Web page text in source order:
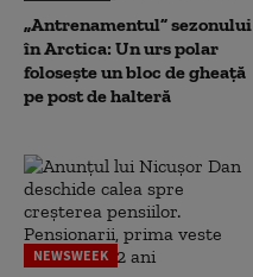
„Antrenamentul” sezonului
în Arctica: Un urs polar
folosește un bloc de gheață
pe post de halteră
NEWSWEEK